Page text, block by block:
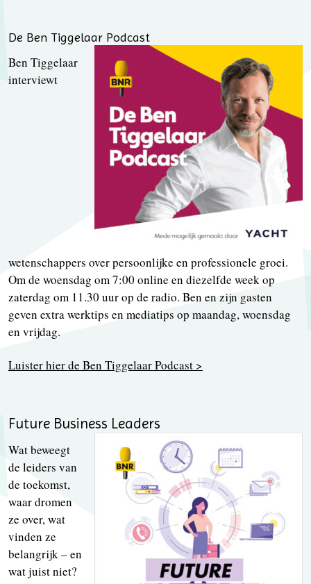
De Ben Tiggelaar Podcast
Ben Tiggelaar
interviewt
wetenschappers over persoonlijke en professionele groei.
Om de woensdag om 7:00 online en diezelfde week op
zaterdag om 11.30 uur op de radio. Ben en zijn gasten
geven extra werktips en mediatips op maandag, woensdag
en vrijdag.
Luister hier de Ben Tiggelaar Podcast >
Future Business Leaders
Wat beweegt
de leiders van
de toekomst,
waar dromen
ze over, wat
vinden ze
belangrijk – en
wat juist niet?